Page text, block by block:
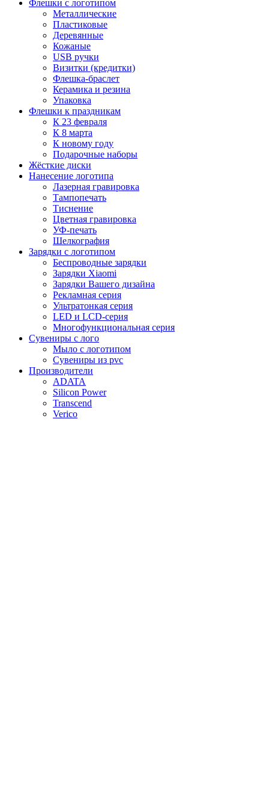
Флешки с логотипом
Металлические
Пластиковые
Деревянные
Кожаные
USB ручки
Визитки (кредитки)
Флешка-браслет
Керамика и резина
Упаковка
Флешки к праздникам
К 23 февраля
К 8 марта
К новому году
Подарочные наборы
Жёсткие диски
Нанесение логотипа
Лазерная гравировка
Тампопечать
Тиснение
Цветная гравировка
УФ-печать
Шелкография
Зарядки с логотипом
Беспроводные зарядки
Зарядки Xiaomi
Зарядки Вашего дизайна
Рекламная серия
Ультратонкая серия
LED и LCD-серия
Многофункциональная серия
Сувениры с лого
Мыло с логотипом
Сувениры из pvc
Производители
ADATA
Silicon Power
Transcend
Verico